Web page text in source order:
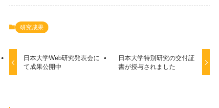
研究成果
日本大学Web研究発表会に
て成果公開中
日本大学特別研究の交付証
書が授与されました